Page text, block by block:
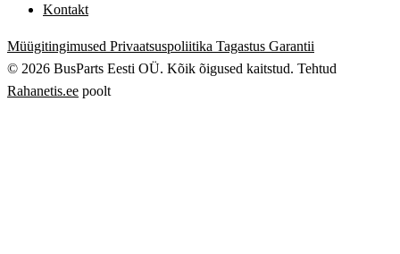
Kontakt
Müügitingimused Privaatsuspoliitika Tagastus Garantii
© 2026 BusParts Eesti OÜ. Kõik õigused kaitstud. Tehtud
Rahanetis.ee poolt